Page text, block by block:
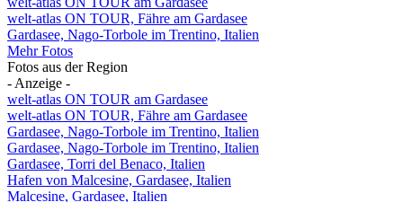
welt-atlas ON TOUR, Fähre am Gardasee
Gardasee, Nago-Torbole im Trentino, Italien
Mehr Fotos
Fotos aus der Region
- Anzeige -
welt-atlas ON TOUR am Gardasee
welt-atlas ON TOUR, Fähre am Gardasee
Gardasee, Nago-Torbole im Trentino, Italien
Gardasee, Nago-Torbole im Trentino, Italien
Gardasee, Torri del Benaco, Italien
Hafen von Malcesine, Gardasee, Italien
Malcesine, Gardasee, Italien